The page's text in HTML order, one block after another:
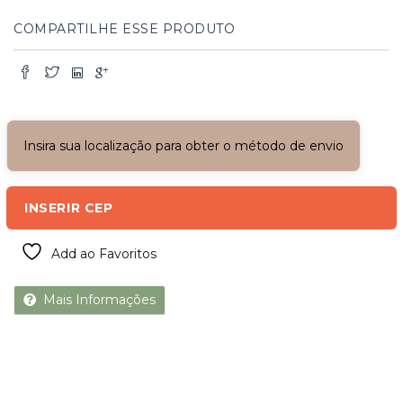
COMPARTILHE ESSE PRODUTO
Insira sua localização para obter o método de envio
INSERIR CEP
Add ao Favoritos
Mais Informações